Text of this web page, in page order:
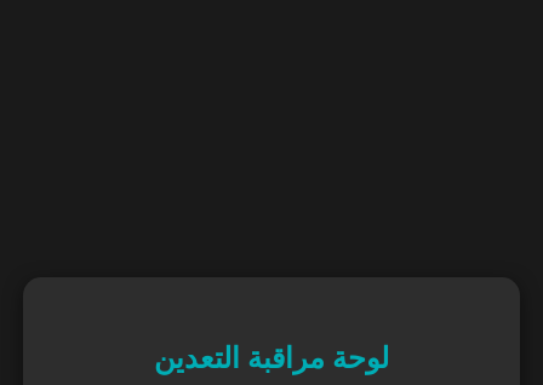
لوحة مراقبة التعدين